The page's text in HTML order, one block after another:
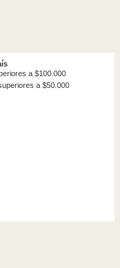
a $100.000
a $50.000